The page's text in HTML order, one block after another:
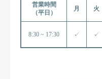
営業時間
（平日）
月 火
8:30 ~ 17:30 ✓ ✓